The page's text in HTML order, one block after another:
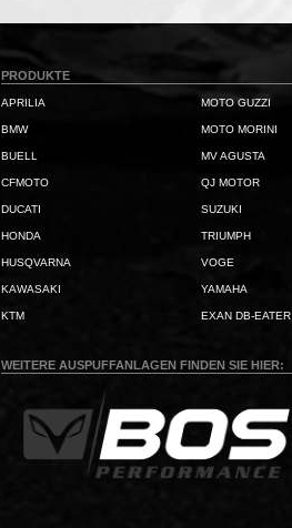
PRODUKTE
APRILIA
BMW
BUELL
CFMOTO
DUCATI
HONDA
HUSQVARNA
KAWASAKI
KTM
MOTO GUZZI
MOTO MORINI
MV AGUSTA
QJ MOTOR
SUZUKI
TRIUMPH
VOGE
YAMAHA
EXAN DB-EATER
WEITERE AUSPUFFANLAGEN FINDEN SIE HIER: